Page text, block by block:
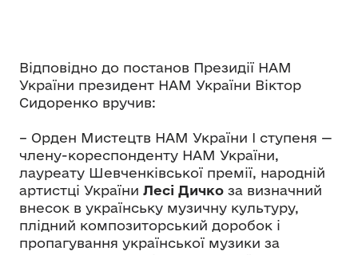
Відповідно до постанов Президії НАМ
України президент НАМ України Віктор
Сидоренко вручив:
– Орден Мистецтв НАМ України І ступеня —
члену-кореспонденту НАМ України,
лауреату Шевченківської премії, народній
артистці України Лесі Дичко за визначний
внесок в українську музичну культуру,
плідний композиторський доробок і
пропагування української музики за